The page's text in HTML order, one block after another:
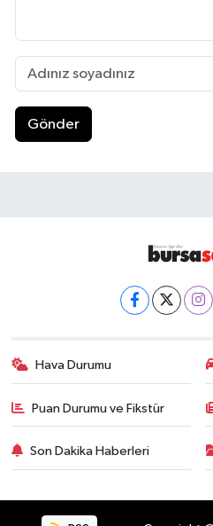
Gönder
Hava Durumu
Puan Durumu ve Fikstür
Son Dakika Haberleri